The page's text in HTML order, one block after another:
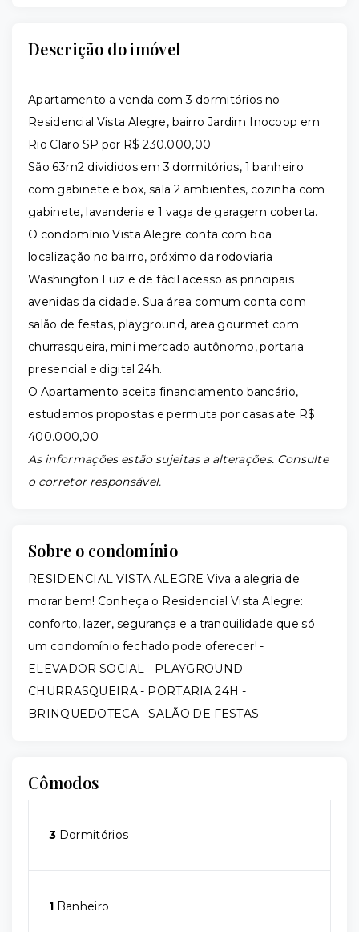
Descrição do imóvel
Apartamento a venda com 3 dormitórios no
Residencial Vista Alegre, bairro Jardim Inocoop em
Rio Claro SP por R$ 230.000,00
São 63m2 divididos em 3 dormitórios, 1 banheiro
com gabinete e box, sala 2 ambientes, cozinha com
gabinete, lavanderia e 1 vaga de garagem coberta.
O condomínio Vista Alegre conta com boa
localização no bairro, próximo da rodoviaria
Washington Luiz e de fácil acesso as principais
avenidas da cidade. Sua área comum conta com
salão de festas, playground, area gourmet com
churrasqueira, mini mercado autônomo, portaria
presencial e digital 24h.
O Apartamento aceita financiamento bancário,
estudamos propostas e permuta por casas ate R$
400.000,00
As informações estão sujeitas a alterações. Consulte
o corretor responsável.
Sobre o condomínio
RESIDENCIAL VISTA ALEGRE Viva a alegria de
morar bem! Conheça o Residencial Vista Alegre:
conforto, lazer, segurança e a tranquilidade que só
um condomínio fechado pode oferecer! -
ELEVADOR SOCIAL - PLAYGROUND -
CHURRASQUEIRA - PORTARIA 24H -
BRINQUEDOTECA - SALÃO DE FESTAS
Cômodos
3 Dormitórios
1 Banheiro